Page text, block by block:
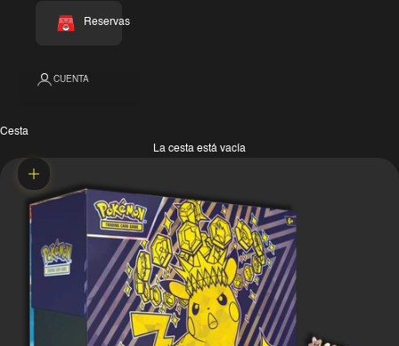
Reservas
CUENTA
Cesta
La cesta está vacía
Zoom